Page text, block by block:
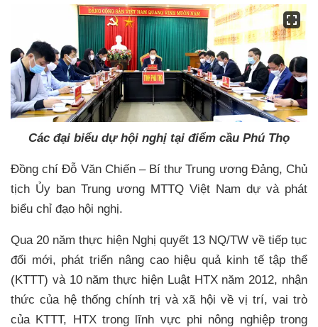
Các đại biểu dự hội nghị tại điểm cầu Phú Thọ
Đồng chí Đỗ Văn Chiến – Bí thư Trung ương Đảng, Chủ
tịch Ủy ban Trung ương MTTQ Việt Nam dự và phát
biểu chỉ đạo hội nghị.
Qua 20 năm thực hiện Nghị quyết 13 NQ/TW về tiếp tục
đổi mới, phát triển nâng cao hiệu quả kinh tế tập thể
(KTTT) và 10 năm thực hiện Luật HTX năm 2012, nhận
thức của hệ thống chính trị và xã hội về vị trí, vai trò
của KTTT, HTX trong lĩnh vực phi nông nghiệp trong